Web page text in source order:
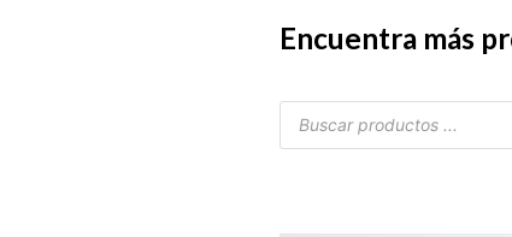
Encuentra más